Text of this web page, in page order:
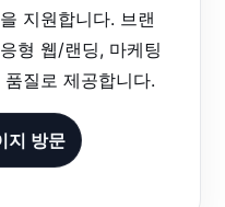
지원합니다. 브랜
형 웹/랜딩, 마케팅
질로 제공합니다.
지 방문